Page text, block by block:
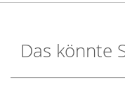
Das könnte